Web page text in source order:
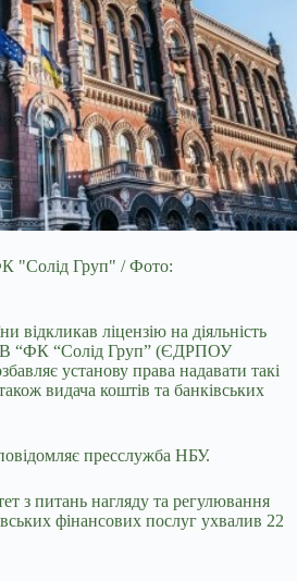
"Солід Груп" / Фото:
відкликав ліцензію на діяльність
“ФК “Солід Груп” (ЄДРПОУ
установу права надавати такі
видача коштів та банківських
пресслужба НБУ.
з питань нагляду та регулювання
фінансових послуг ухвалив 22